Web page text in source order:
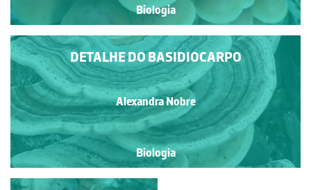
Biologia
DETALHE DO BASIDIOCARPO
Alexandra Nobre
Biologia